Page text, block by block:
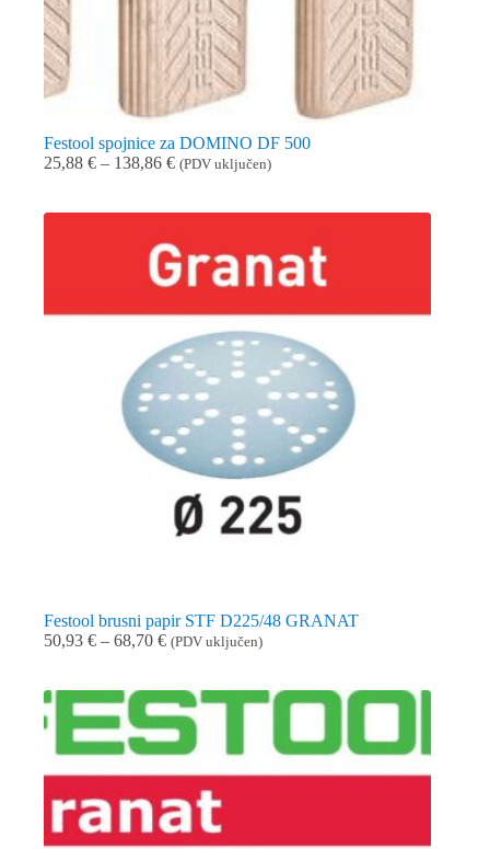
Festool spojnice za DOMINO DF 500
25,88 € – 138,86 €Raspon
do
138,86 €
(PDV uključen)
Festool brusni papir STF D225/48 GRANAT
50,93 € – 68,70 €Raspon
50,93 €
do
68,70 €
(PDV uključen)